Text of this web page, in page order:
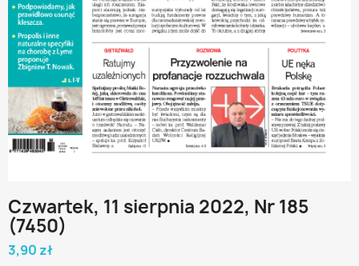
Czwartek, 11 sierpnia 2022, Nr 185
(7450)
3,90 zł